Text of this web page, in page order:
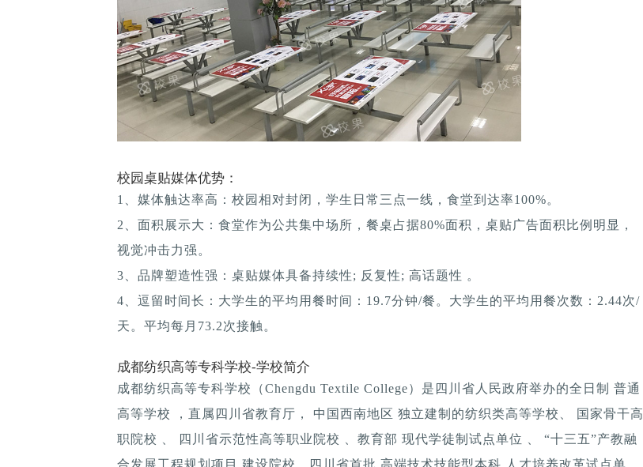
校园桌贴媒体优势：
1、媒体触达率高：校园相对封闭，学生日常三点一线，食堂到达率100%。
2、面积展示大：食堂作为公共集中场所，餐桌占据80%面积，桌贴广告面积比例明显，
视觉冲击力强。
3、品牌塑造性强：桌贴媒体具备持续性; 反复性; 高话题性 。
4、逗留时间长：大学生的平均用餐时间：19.7分钟/餐。大学生的平均用餐次数：2.44次/
天。平均每月73.2次接触。
成都纺织高等专科学校-学校简介
成都纺织高等专科学校（Chengdu Textile College）是四川省人民政府举办的全日制 普通
高等学校 ，直属四川省教育厅， 中国西南地区 独立建制的纺织类高等学校、 国家骨干高
职院校 、 四川省示范性高等职业院校 、教育部 现代学徒制试点单位 、 “十三五”产教融
合发展工程规划项目 建设院校、四川省首批 高端技术技能型本科 人才培养改革试点单